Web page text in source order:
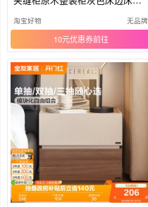
柜
淘宝好物 无品牌
10元优惠券